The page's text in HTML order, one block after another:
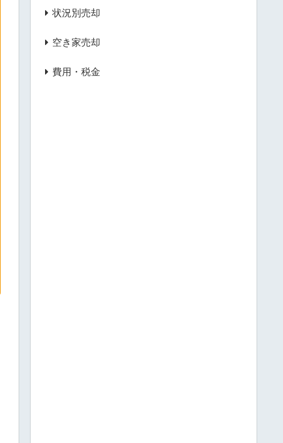
状況別売却
空き家売却
費用・税金